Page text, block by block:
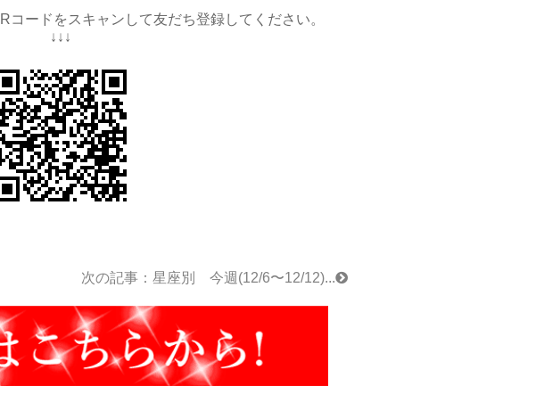
コードをスキャンして友だち登録してください。
↓↓↓
次の記事：星座別 今週(12/6〜12/12)...